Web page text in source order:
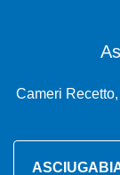
Cameri